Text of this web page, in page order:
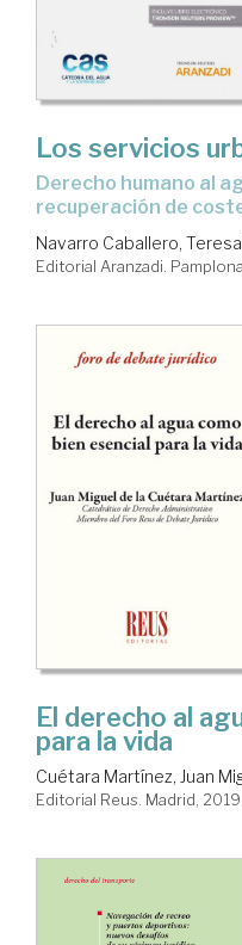
Los servicios
derecho humano al agua, asequibilidad y
recuperación de
Navarro Caballero, Teresa
Editorial Aranzadi.
El derecho al
para la vida
Cuétara Martínez, Juan
Editorial Reus. Madrid, 2019